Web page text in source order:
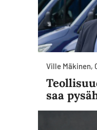
Ville Mäkinen,
saa